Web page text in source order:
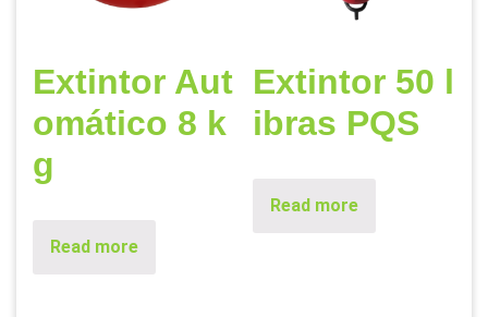
Extintor Aut
omático 8 k
g
Read more
Extintor 50 l
ibras PQS
Read more